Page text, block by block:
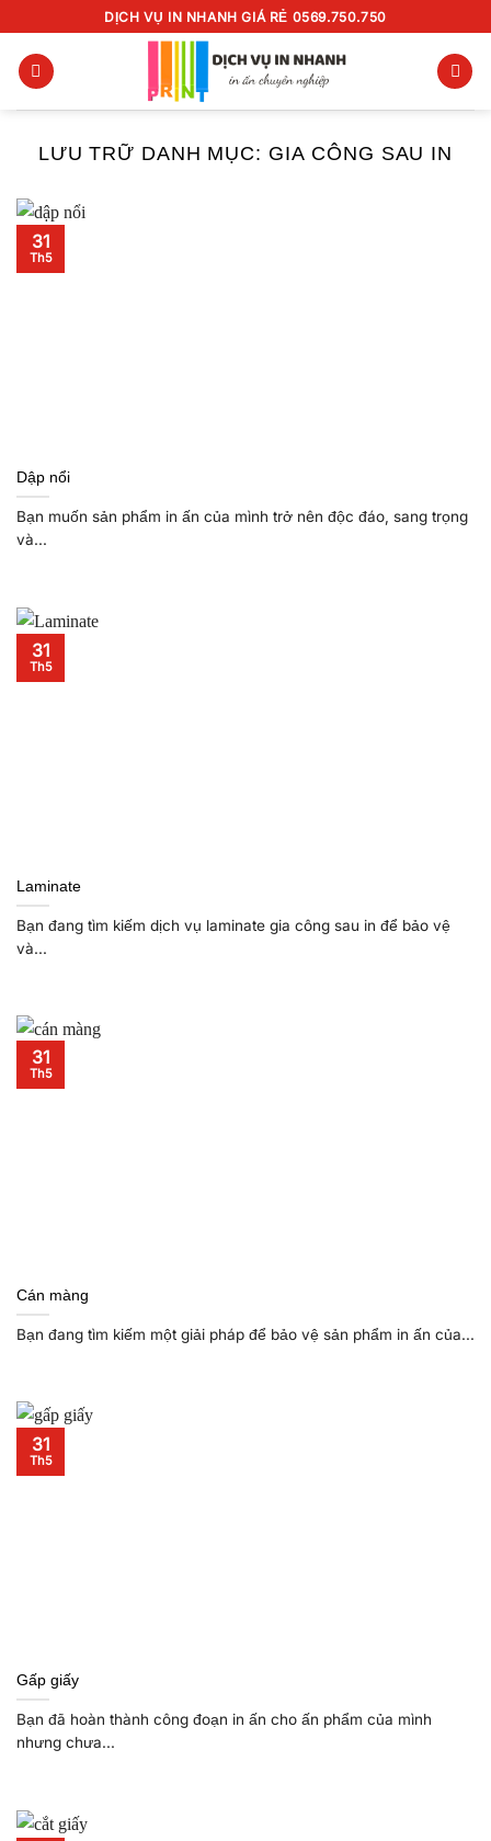
đến
nội
dung
DỊCH VỤ IN NHANH GIÁ RẺ 0569.750.750
LƯU TRỮ DANH MỤC: GIA CÔNG SAU IN
Dập nổi
Bạn muốn sản phẩm in ấn của mình trở nên độc đáo, sang trọng
và...
31
Th5
Laminate
Bạn đang tìm kiếm dịch vụ laminate gia công sau in để bảo vệ
và...
31
Th5
Cán màng
Bạn đang tìm kiếm một giải pháp để bảo vệ sản phẩm in ấn của...
31
Th5
Gấp giấy
Bạn đã hoàn thành công đoạn in ấn cho ấn phẩm của mình
nhưng chưa...
31
Th5